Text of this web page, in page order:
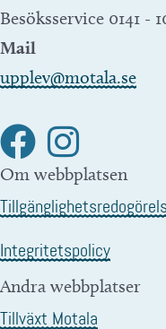
Besöksservice 0141 -
Mail
upplev@motala.se
Om webbplatsen
Integritetspolicy
Andra webbplatser
Tillväxt Motala